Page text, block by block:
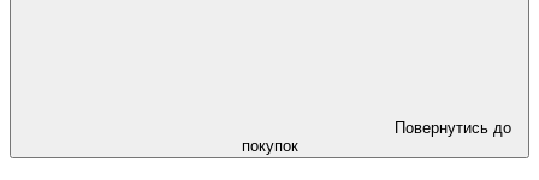
Повернутись до
покупок